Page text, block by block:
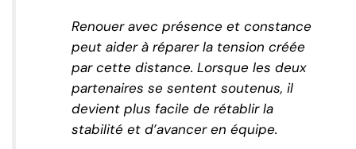
Renouer avec présence et constance
peut aider à réparer la tension créée
par cette distance. Lorsque les deux
partenaires se sentent soutenus, il
devient plus facile de rétablir la
stabilité et d’avancer en équipe.